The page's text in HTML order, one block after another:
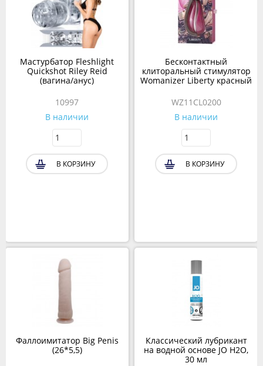
Мастурбатор Fleshlight
Quickshot Riley Reid
(вагина/анус)
10997
В наличии
В КОРЗИНУ
Фаллоимитатор Big Penis
(26*5,5)
Бесконтактный
клиторальный стимулятор
Womanizer Liberty красный
WZ11CL0200
В наличии
В КОРЗИНУ
Классический лубрикант
на водной основе JO H2O,
30 мл